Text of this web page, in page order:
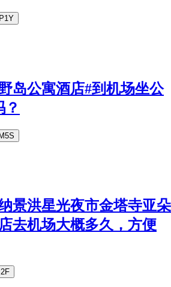
岛公寓酒店#到机场坐公
？
景洪星光夜市金塔寺亚朵
去机场大概多久，方便